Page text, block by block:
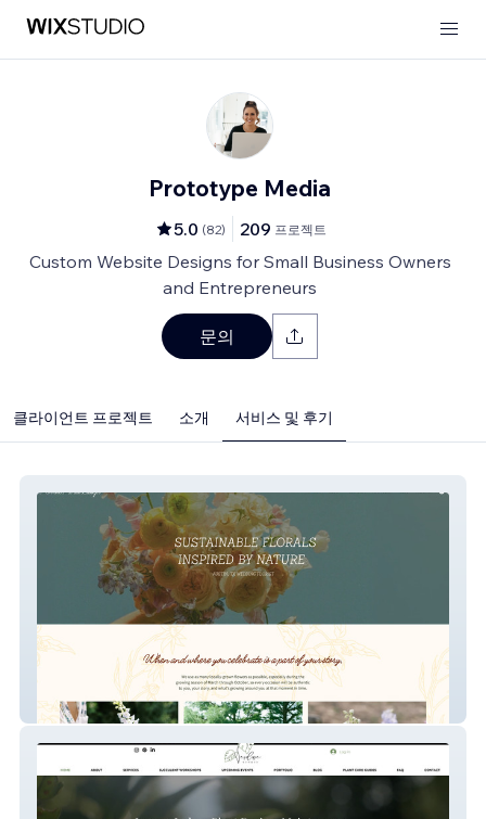
Prototype Media
5.0 (82) 209 프로젝트
Custom Website Designs for Small Business Owners
and Entrepreneurs
문의
클라이언트 프로젝트 소개 서비스 및 후기
Rooted Floral TX